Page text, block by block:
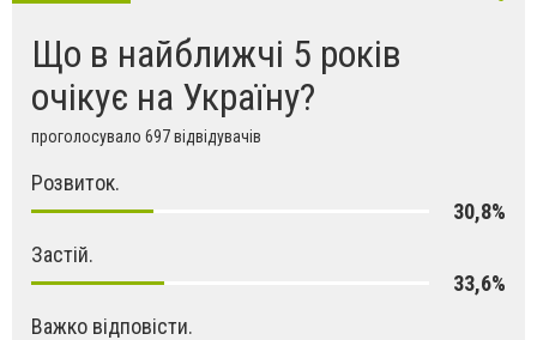
Що в найближчі 5 років
очікує на Україну?
проголосувало 697 відвідувачів
Розвиток.
30,8%
Застій.
33,6%
Важко відповісти.